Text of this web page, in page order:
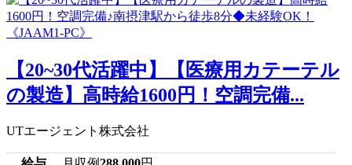
【20~30代活躍中】【医療用カテーテル
の製造】高時給1600円！空調完備...
UTエージェント株式会社